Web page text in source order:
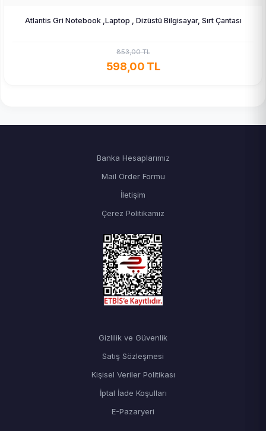
Atlantis Gri Notebook ,Laptop , Dizüstü Bilgisayar, Sırt Çantası
853,00 TL
598,00 TL
Banka Hesaplarımız
Mail Order Formu
İletişim
Çerez Politikamız
Gizlilik ve Güvenlik
Satış Sözleşmesi
Kişisel Veriler Politikası
İptal İade Koşulları
E-Pazaryeri